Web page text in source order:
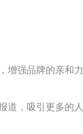
强品牌的亲和力
，吸引更多的人